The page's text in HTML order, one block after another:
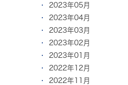
2023年05月
2023年04月
2023年03月
2023年02月
2023年01月
2022年12月
2022年11月